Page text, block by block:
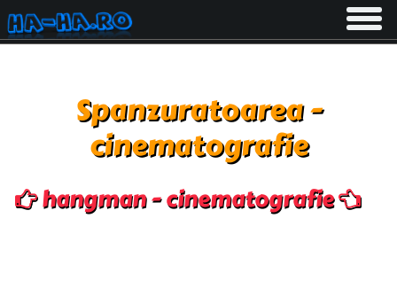
Toggle
Spanzuratoarea -
cinematografie
hangman - cinematografie